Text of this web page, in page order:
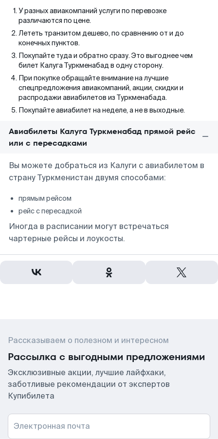
У разных авиакомпаний услуги по перевозке
различаются по цене.
Лететь транзитом дешево, по сравнению от и до
конечных пунктов.
Покупайте туда и обратно сразу. Это выгоднее чем
билет Калуга Туркменабад в одну сторону.
При покупке обращайте внимание на лучшие
спецпредложения авиакомпаний, акции, скидки и
распродажи авиабилетов из Туркменабада.
Покупайте авиабилет на неделе, а не в выходные.
Авиабилеты Калуга Туркменабад прямой рейс
или с пересадками
Вы можете добраться из Калуги с авиабилетом в
страну Туркменистан двумя способами:
прямым рейсом
рейс с пересадкой
Иногда в расписании могут встречаться
чартерные рейсы и лоукосты.
Рассказываем о полезном и интересном
Рассылка с выгодными предложениями
Эксклюзивные акции, лучшие лайфхаки,
заботливые рекомендации от экспертов
Купибилета
Электронная почта